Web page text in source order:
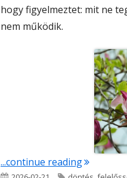
hogy figyelmeztet: mit ne
nem működik.
...continue reading"Jósda"